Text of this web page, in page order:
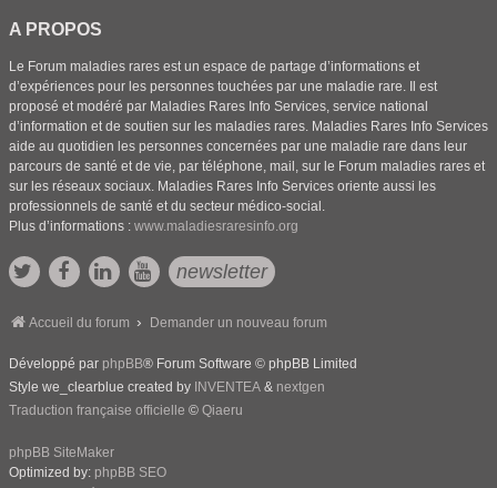
A PROPOS
Le Forum maladies rares est un espace de partage d’informations et
d’expériences pour les personnes touchées par une maladie rare. Il est
proposé et modéré par Maladies Rares Info Services, service national
d’information et de soutien sur les maladies rares. Maladies Rares Info Services
aide au quotidien les personnes concernées par une maladie rare dans leur
parcours de santé et de vie, par téléphone, mail, sur le Forum maladies rares et
sur les réseaux sociaux. Maladies Rares Info Services oriente aussi les
professionnels de santé et du secteur médico-social.
Plus d’informations : www.maladiesraresinfo.org
newsletter
Accueil du forum Demander un nouveau forum
Développé par phpBB® Forum Software © phpBB Limited
Style we_clearblue created by INVENTEA & nextgen
Traduction française officielle © Qiaeru
phpBB SiteMaker
Optimized by: phpBB SEO